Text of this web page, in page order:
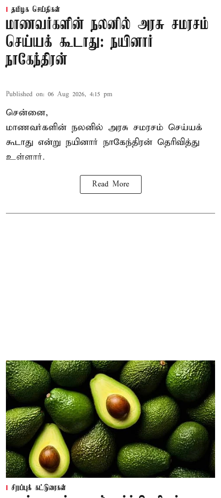
தமிழக செய்திகள்
மாணவர்களின் நலனில் அரசு சமரசம்
செய்யக் கூடாது: நயினார்
நாகேந்திரன்
Published on: 06 Aug 2026, 4:15 pm
சென்னை,
மாணவர்களின் நலனில் அரசு சமரசம் செய்யக்
கூடாது என்று நயினார் நாகேந்திரன் தெரிவித்து
உள்ளார்.
Read More
சிறப்புக் கட்டுரைகள்